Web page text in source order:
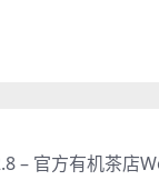
– 官方有机茶店